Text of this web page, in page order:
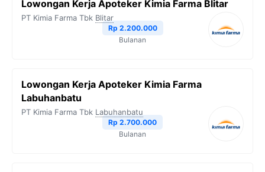
o
e
r
A
p
i
n
k
Lowongan Kerja Apoteker Kimia Farma Blitar
PT Kimia Farma Tbk Blitar
Rp 2.200.000
Bulanan
Lowongan Kerja Apoteker Kimia Farma
Labuhanbatu
PT Kimia Farma Tbk Labuhanbatu
Rp 2.700.000
Bulanan